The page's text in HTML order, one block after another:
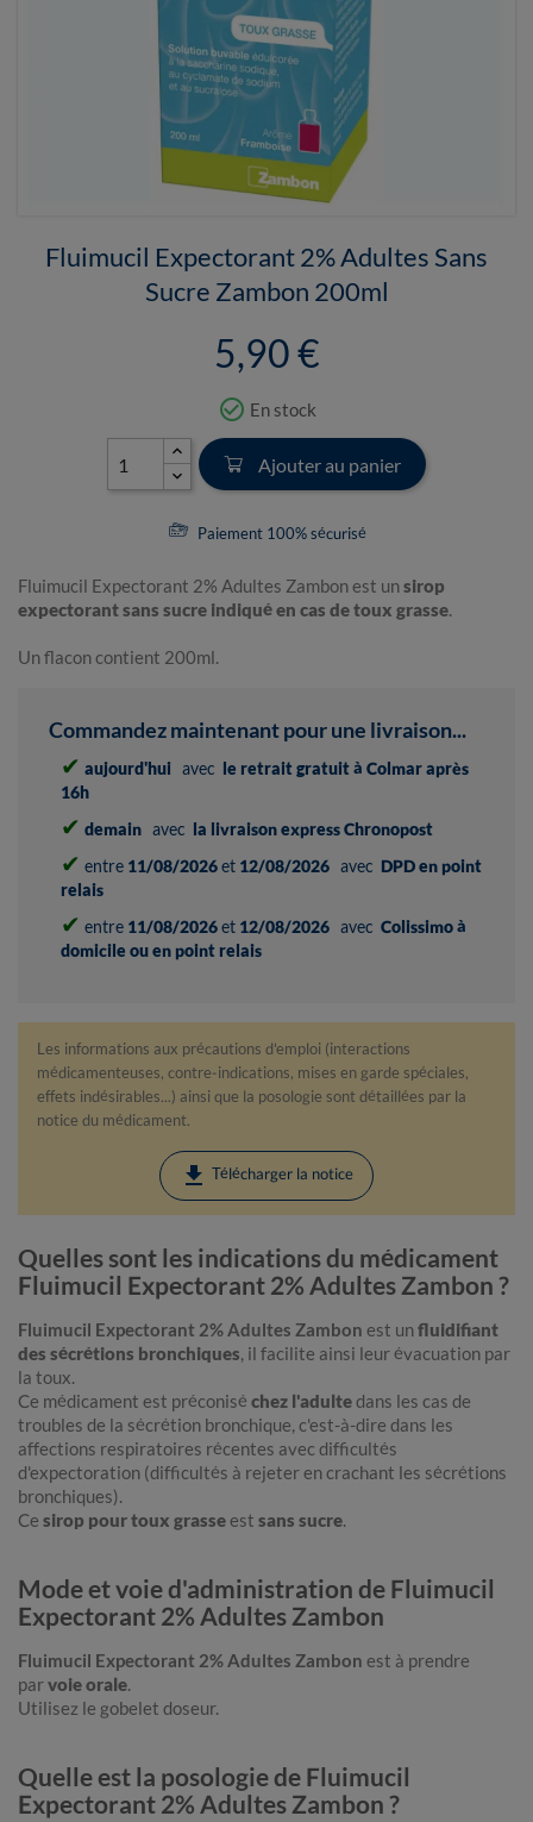
Fluimucil Expectorant 2% Adultes Sans
Sucre Zambon 200ml
5,90 €
check_circle_outline En stock
Ajouter au panier
Paiement 100% sécurisé
Fluimucil Expectorant 2% Adultes Zambon est unsirop
expectorant sans sucre indiqué en cas de toux grasse.
Un flacon contient 200ml.
Commandez maintenant pour une livraison...
✔ aujourd'hui avec le retrait gratuit à Colmar après
16h
✔ demain avec la livraison express Chronopost
✔ entre 11/08/2026et 12/08/2026 avec DPD en point
relais
✔ entre 11/08/2026et 12/08/2026 avec Colissimo à
domicile ou en point relais
Les informations aux précautions d'emploi (interactions
médicamenteuses, contre-indications, mises en garde spéciales,
effets indésirables...) ainsi que la posologie sont détaillées par la
notice du médicament.
download Télécharger la notice
Quelles sont les indications du médicament
Fluimucil Expectorant 2% Adultes Zambon ?
Fluimucil Expectorant 2% Adultes Zambon est unfluidifiant
des sécrétions bronchiques, il facilite ainsi leur évacuation par
la toux.
Ce médicament est préconisé chez l'adultedans les cas de
troubles de la sécrétion bronchique, c'est-à-dire dans les
affections respiratoires récentes avec difficultés
d'expectoration (difficultés à rejeter en crachant les sécrétions
bronchiques).
Ce sirop pour toux grasseest sans sucre.
Mode et voie d'administration de Fluimucil
Expectorant 2% Adultes Zambon
Fluimucil Expectorant 2% Adultes Zambon est à prendre
parvoie orale.
Utilisez le gobelet doseur.
Quelle est la posologie de Fluimucil
Expectorant 2% Adultes Zambon ?